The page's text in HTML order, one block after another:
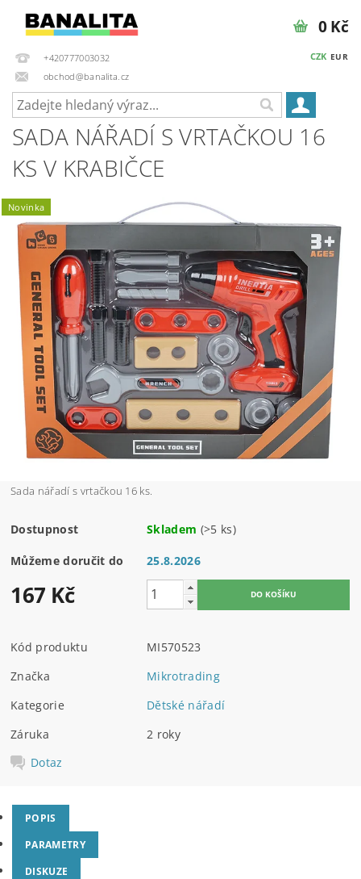
+420777003032
obchod@banalita.cz
CZK EUR
0 Kč
SADA NÁŘADÍ S VRTAČKOU 16
KS V KRABIČCE
Novinka
Sada nářadí s vrtačkou 16 ks.
Dostupnost Skladem (>5 ks)
Můžeme doručit do 25.8.2026
167 Kč
Kód produktu
MI570523
Značka
Mikrotrading
Kategorie
Dětské nářadí
Záruka
2 roky
Dotaz
POPIS
PARAMETRY
DISKUZE